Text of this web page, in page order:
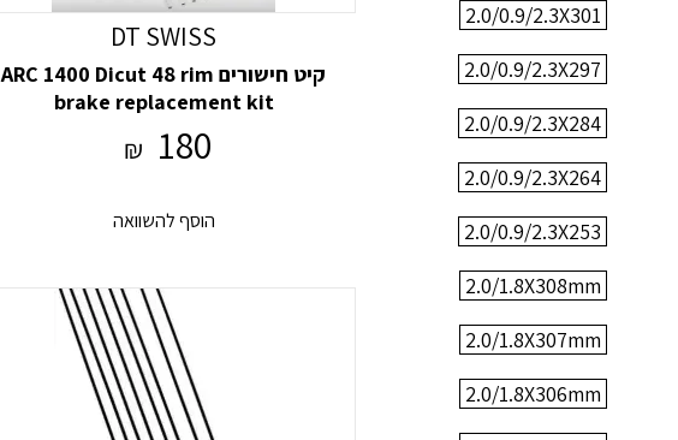
2.0/0.9/2.3X301
2.0/0.9/2.3X297
2.0/0.9/2.3X284
2.0/0.9/2.3X264
2.0/0.9/2.3X253
2.0/1.8X308mm
2.0/1.8X307mm
2.0/1.8X306mm
DT SWISS
קיט חישורים ARC 1400 Dicut 48 rim
brake replacement kit
180
₪
הוסף להשוואה